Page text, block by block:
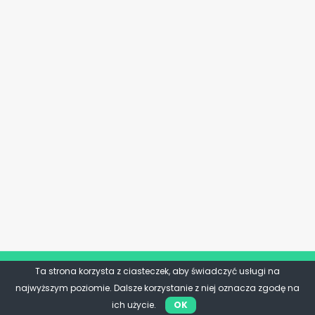
Ta strona korzysta z ciasteczek, aby świadczyć usługi na
najwyższym poziomie. Dalsze korzystanie z niej oznacza zgodę na
ich użycie.
OK